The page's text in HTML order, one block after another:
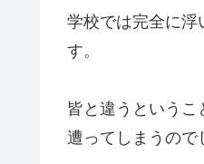
学校では完全に浮
す。
皆と違うという
遭ってしまうので